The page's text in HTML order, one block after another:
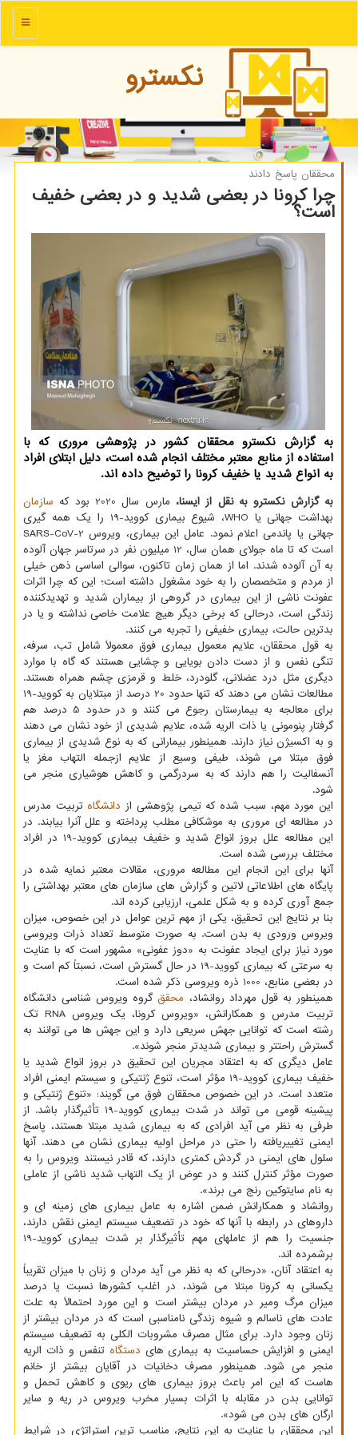
منو
نكسترو
محققان پاسخ دادند
چرا كرونا در بعضی شدید و در بعضی خفیف
است؟
به گزارش نکسترو محققان کشور در پژوهشی مروری که با
استفاده از منابع معتبر مختلف انجام شده است، دلیل ابتلای افراد
به انواع شدید یا خفیف کرونا را توضیح داده اند.
به گزارش نکسترو به نقل از ایسنا، مارس سال 2020 بود که
سازمان
بهداشت جهانی یا WHO، شیوع بیماری کووید-19 را یک همه گیری
جهانی یا پاندمی اعلام نمود. عامل این بیماری، ویروس SARS-CoV-2
است که تا ماه جولای همان سال، 12 میلیون نفر در سرتاسر جهان آلوده
به آن آلوده شدند. اما از همان زمان تاکنون، سوالی اساسی ذهن خیلی
از مردم و متخصصان را به خود مشغول داشته است؛ این که چرا اثرات
عفونت ناشی از این بیماری در گروهی از بیماران شدید و تهدیدکننده
زندگی است، درحالی که برخی دیگر هیچ علامت خاصی نداشته و یا در
بدترین حالت، بیماری خفیفی را تجربه می کنند.
به قول محققان، علایم معمول بیماری فوق معمولاً شامل تب، سرفه،
تنگی نفس و از دست دادن بویایی و چشایی هستند که گاه با موارد
دیگری مثل درد عضلانی، گلودرد، خلط و قرمزی چشم همراه هستند.
مطالعات نشان می دهند که تنها حدود 20 درصد از مبتلایان به کووید-19
برای معالجه به بیمارستان رجوع می کنند و در حدود 5 درصد هم
گرفتار پنومونی یا ذات الریه شده، علایم شدیدی از خود نشان می دهند
و به اکسیژن نیاز دارند. همینطور بیمارانی که به نوع شدیدی از بیماری
فوق مبتلا می شوند، طیفی وسیع از علایم ازجمله التهاب مغز یا
آنسفالیت را هم دارند که به سردرگمی و کاهش هوشیاری منجر می
شود.
این مورد مهم، سبب شده که تیمی پژوهشی از دانشگاه تربیت مدرس
در مطالعه ای مروری به موشکافی مطلب پرداخته و علل آنرا بیابند. در
این مطالعه علل بروز انواع شدید و خفیف بیماری کووید-19 در افراد
مختلف بررسی شده است.
آنها برای این انجام این مطالعه مروری، مقالات معتبر نمایه شده در
پایگاه های اطلاعاتی لاتین و گزارش های سازمان های معتبر بهداشتی را
جمع آوری کرده و به شکل علمی، ارزیابی کرده اند.
بنا بر نتایج این تحقیق، یکی از مهم ترین عوامل در این خصوص، میزان
ویروس ورودی به بدن است. به صورت متوسط تعداد ذرات ویروسی
مورد نیاز برای ایجاد عفونت به «دوز عفونی» مشهور است که با عنایت
به سرعتی که بیماری کووید-19 در حال گسترش است، نسبتاً کم است و
در بعضی منابع، 1000 ذره ویروسی ذکر شده است.
همینطور به قول مهرداد روانشاد، محققگروه ویروس شناسی دانشگاه
تربیت مدرس و همکارانش، «ویروس کرونا، یک ویروس RNA تک
رشته است که توانایی جهش سریعی دارد و این جهش ها می توانند به
گسترش راحتتر و بیماری شدیدتر منجر شوند».
عامل دیگری که به اعتقاد مجریان این تحقیق در بروز انواع شدید یا
خفیف بیماری کووید-19 مؤثر است، تنوع ژنتیکی و سیستم ایمنی افراد
متعدد است. در این خصوص محققان فوق می گویند: «تنوع ژنتیکی و
پیشینه قومی می تواند در شدت بیماری کووید-19 تأثیرگذار باشد. از
طرفی به نظر می آید افرادی که به بیماری شدید مبتلا هستند، پاسخ
ایمنی تغییریافته را حتی در مراحل اولیه بیماری نشان می دهند. آنها
سلول های ایمنی در گردش کمتری دارند، که قادر نیستند ویروس را به
صورت مؤثر کنترل کنند و در عوض از یک التهاب شدید ناشی از عاملی
به نام سایتوکین رنج می برند».
روانشاد و همکارانش ضمن اشاره به عامل بیماری های زمینه ای و
داروهای در رابطه با آنها که خود در تضعیف سیستم ایمنی نقش دارند،
جنسیت را هم از عاملهای مهم تأثیرگذار بر شدت بیماری کووید-19
برشمرده اند.
به اعتقاد آنان، «درحالی که به نظر می آید مردان و زنان با میزان تقریباً
یکسانی به کرونا مبتلا می شوند، در اغلب کشورها نسبت یا درصد
میزان مرگ ومیر در مردان بیشتر است و این مورد احتمالاً به علت
عادت های ناسالم و شیوه زندگی نامناسبی است که در مردان بیشتر از
زنان وجود دارد. برای مثال مصرف مشروبات الکلی به تضعیف سیستم
ایمنی و افزایش حساسیت به بیماری های دستگاه تنفس و ذات الریه
منجر می شود. همینطور مصرف دخانیات در آقایان بیشتر از خانم
هاست که این امر باعث بروز بیماری های ریوی و کاهش تحمل و
توانایی بدن در مقابله با اثرات بسیار مخرب ویروس در ریه و سایر
ارگان های بدن می شود».
این محققان با عنایت به این نتایج، مناسب ترین استراتژی در شرایط